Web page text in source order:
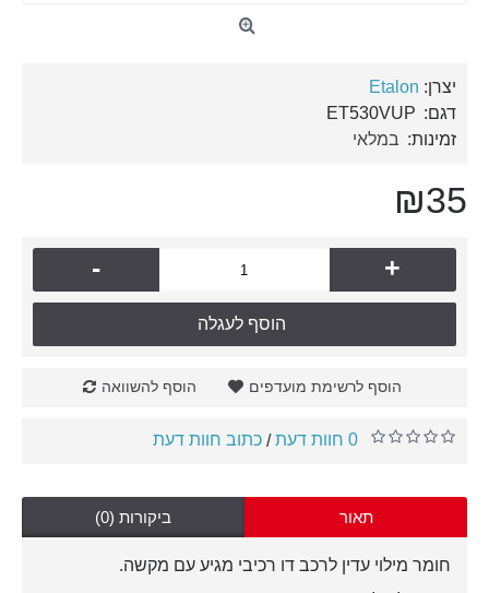
יצרן: Etalon
דגם: ET530VUP
זמינות: במלאי
₪35
- +
הוסף לעגלה
הוסף לרשימת מועדפים הוסף להשוואה
0 חוות דעת / כתוב חוות דעת
תאור ביקורות (0)
חומר מילוי עדין לרכב דו רכיבי מגיע עם מקשה.